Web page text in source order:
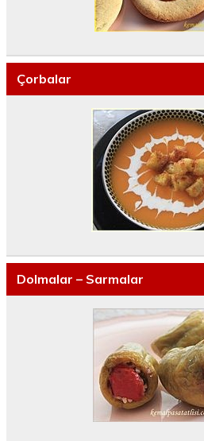
Çorbalar
Dolmalar – Sarmalar